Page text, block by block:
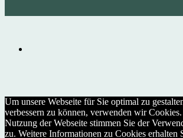
Um unsere Webseite für Sie optimal zu
verbessern zu können, verwenden wir
Nutzung der Webseite stimmen Sie der
zu. Weitere Informationen zu Cookies erhalten